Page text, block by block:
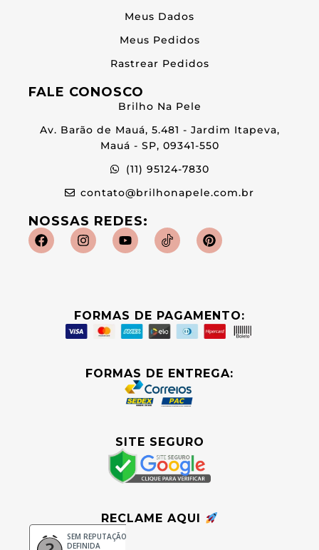
Meus Dados
Meus Pedidos
Rastrear Pedidos
FALE CONOSCO
Brilho Na Pele
Av. Barão de Mauá, 5.481 - Jardim Itapeva,
Mauá - SP, 09341-550
(11) 95124-7830
contato@brilhonapele.com.br
NOSSAS REDES:
FORMAS DE PAGAMENTO:
FORMAS DE ENTREGA:
SITE SEGURO
RECLAME AQUI
SEM REPUTAÇÃO
DEFINIDA